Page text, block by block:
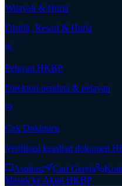
Wilayah & Huria
Distrik, Resort & Huria
Pelayan HKBP
Direktori pendeta & pelayan
Cek Dokumen
Verifikasi keaslian dokumen
Aspirasi Cari Gereja
Masuk ke Akun HKBP